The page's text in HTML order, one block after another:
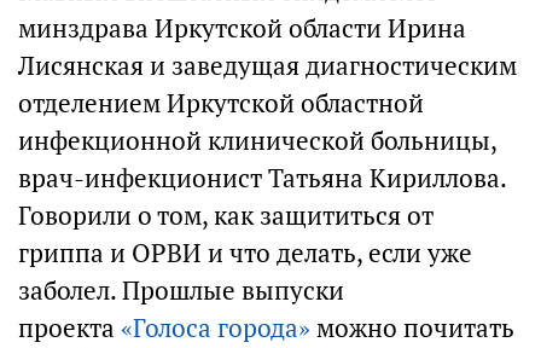
минздрава Иркутской области Ирина
Лисянская и заведущая диагностическим
отделением Иркутской областной
инфекционной клинической больницы,
врач-инфекционист Татьяна Кириллова.
Говорили о том, как защититься от
гриппа и ОРВИ и что делать, если уже
заболел. Прошлые выпуски
проекта «Голоса города»можно почитать